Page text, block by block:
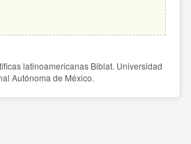
latinoamericanas Biblat. Universidad
Autónoma de México.